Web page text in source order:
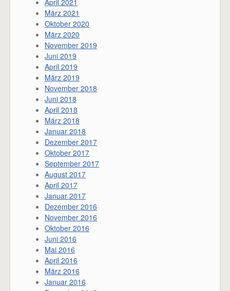
April 2021
März 2021
Oktober 2020
März 2020
November 2019
Juni 2019
April 2019
März 2019
November 2018
Juni 2018
April 2018
März 2018
Januar 2018
Dezember 2017
Oktober 2017
September 2017
August 2017
April 2017
Januar 2017
Dezember 2016
November 2016
Oktober 2016
Juni 2016
Mai 2016
April 2016
März 2016
Januar 2016